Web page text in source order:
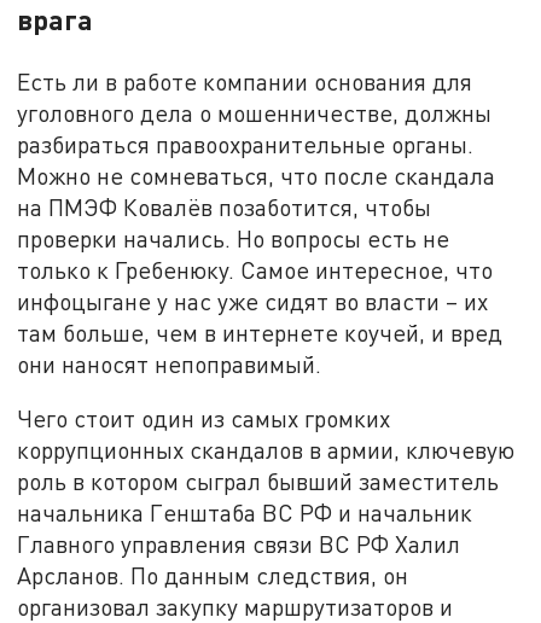
врага
Есть ли в работе компании основания для
уголовного дела о мошенничестве, должны
разбираться правоохранительные органы.
Можно не сомневаться, что после скандала
на ПМЭФ Ковалёв позаботится, чтобы
проверки начались. Но вопросы есть не
только к Гребенюку. Самое интересное, что
инфоцыгане у нас уже сидят во власти – их
там больше, чем в интернете коучей, и вред
они наносят непоправимый.
Чего стоит один из самых громких
коррупционных скандалов в армии, ключевую
роль в котором сыграл бывший заместитель
начальника Генштаба ВС РФ и начальник
Главного управления связи ВС РФ Халил
Арсланов. По данным следствия, он
организовал закупку маршрутизаторов и